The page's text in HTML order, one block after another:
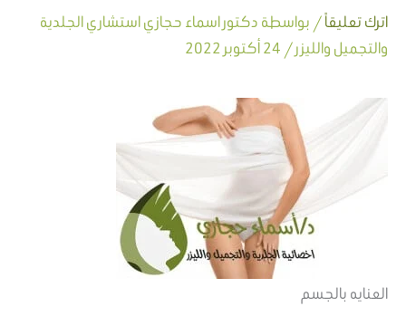
اترك تعليقاً/ بواسطة دكتور اسماء حجازي استشاري الجلدية
والتجميل والليزر/ 24 أكتوبر 2022
العنايه بالجسم